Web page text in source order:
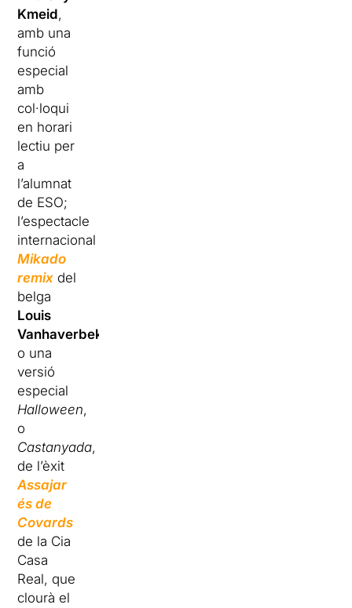
Kmeid,
amb una
funció
especial
amb
col·loqui
en horari
lectiu per
a
l’alumnat
de ESO;
l’espectacle
internacional
Mikado
remix del
belga
Louis
Vanhaverbeke
o una
versió
especial
Halloween,
o
Castanyada,
de l’èxit
Assajar
és de
Covards
de la Cia
Casa
Real, que
clourà el